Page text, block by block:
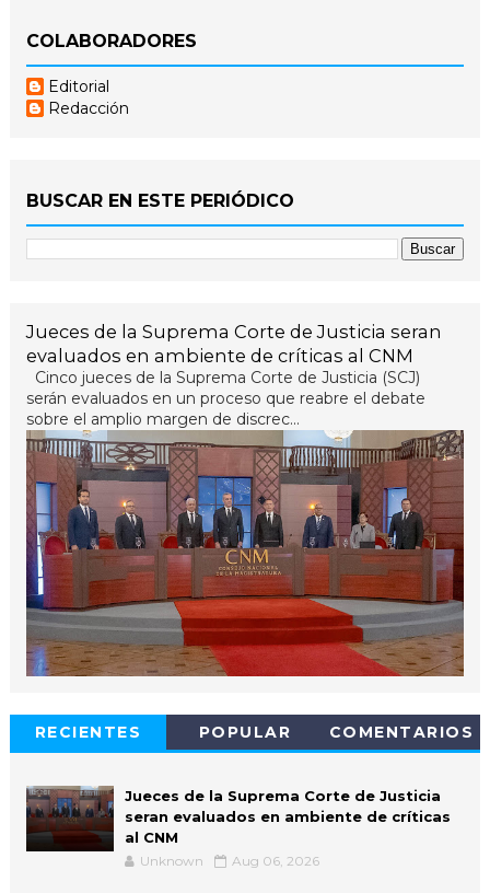
COLABORADORES
Editorial
Redacción
BUSCAR EN ESTE PERIÓDICO
Jueces de la Suprema Corte de Justicia seran
evaluados en ambiente de críticas al CNM
Cinco jueces de la Suprema Corte de Justicia (SCJ)
serán evaluados en un proceso que reabre el debate
sobre el amplio margen de discrec...
RECIENTES POPULAR COMENTARIOS
Jueces de la Suprema Corte de Justicia
seran evaluados en ambiente de críticas
al CNM
Unknown Aug 06, 2026